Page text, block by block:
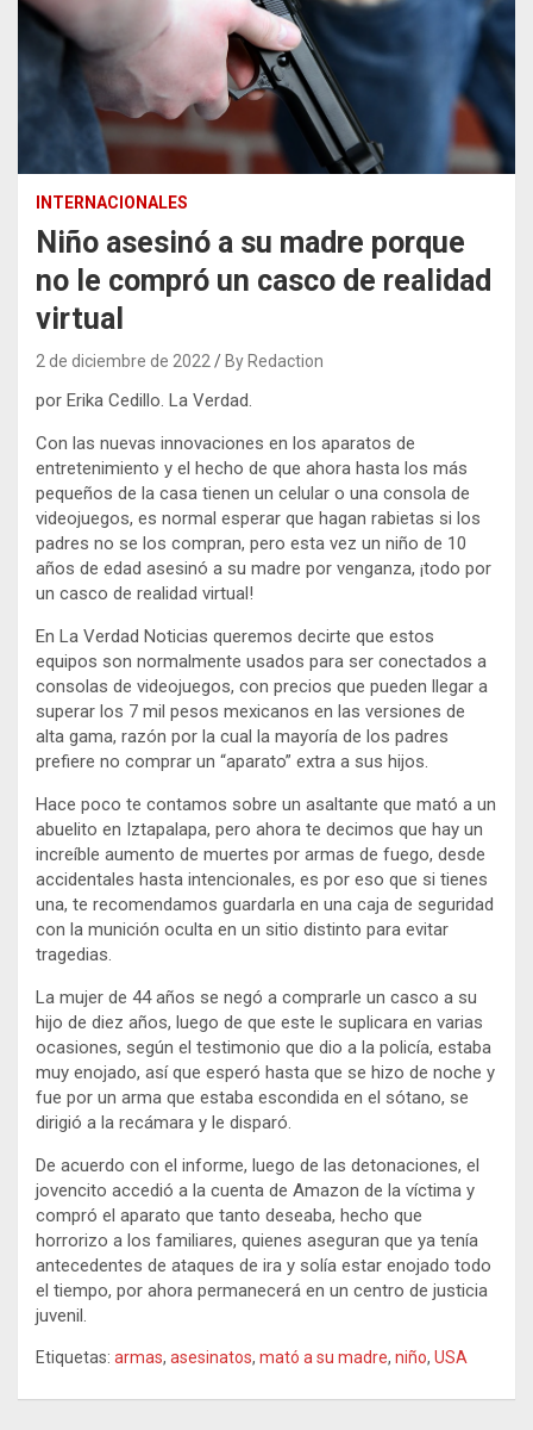
INTERNACIONALES
Niño asesinó a su madre porque
no le compró un casco de realidad
virtual
2 de diciembre de 2022 By Redaction
por Erika Cedillo. La Verdad.
Con las nuevas innovaciones en los aparatos de
entretenimiento y el hecho de que ahora hasta los más
pequeños de la casa tienen un celular o una consola de
videojuegos, es normal esperar que hagan rabietas si los
padres no se los compran, pero esta vez un niño de 10
años de edad asesinó a su madre por venganza, ¡todo por
un casco de realidad virtual!
En La Verdad Noticias queremos decirte que estos
equipos son normalmente usados para ser conectados a
consolas de videojuegos, con precios que pueden llegar a
superar los 7 mil pesos mexicanos en las versiones de
alta gama, razón por la cual la mayoría de los padres
prefiere no comprar un “aparato” extra a sus hijos.
Hace poco te contamos sobre un asaltante que mató a un
abuelito en Iztapalapa, pero ahora te decimos que hay un
increíble aumento de muertes por armas de fuego, desde
accidentales hasta intencionales, es por eso que si tienes
una, te recomendamos guardarla en una caja de seguridad
con la munición oculta en un sitio distinto para evitar
tragedias.
La mujer de 44 años se negó a comprarle un casco a su
hijo de diez años, luego de que este le suplicara en varias
ocasiones, según el testimonio que dio a la policía, estaba
muy enojado, así que esperó hasta que se hizo de noche y
fue por un arma que estaba escondida en el sótano, se
dirigió a la recámara y le disparó.
De acuerdo con el informe, luego de las detonaciones, el
jovencito accedió a la cuenta de Amazon de la víctima y
compró el aparato que tanto deseaba, hecho que
horrorizo a los familiares, quienes aseguran que ya tenía
antecedentes de ataques de ira y solía estar enojado todo
el tiempo, por ahora permanecerá en un centro de justicia
juvenil.
Etiquetas: armas, asesinatos, mató a su madre, niño, USA